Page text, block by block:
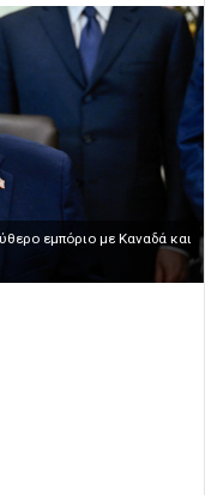
εμπόριο με Καναδά και